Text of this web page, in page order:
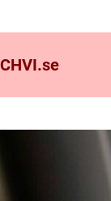
se